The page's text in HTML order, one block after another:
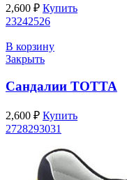
2,600 ₽ Купить
23242526
В корзину
Закрыть
Сандалии ТОТТА
2,600 ₽ Купить
2728293031